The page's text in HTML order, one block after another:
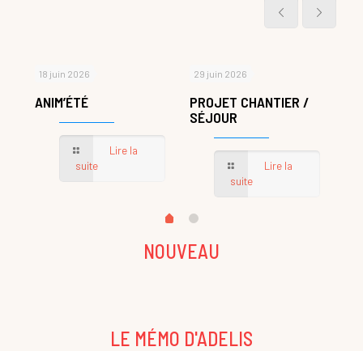
18 juin 2026
ANIM’ÉTÉ
Lire la
suite
29 juin 2026
PROJET CHANTIER /
SÉJOUR
Lire la
suite
NOUVEAU
LE MÉMO D'ADELIS